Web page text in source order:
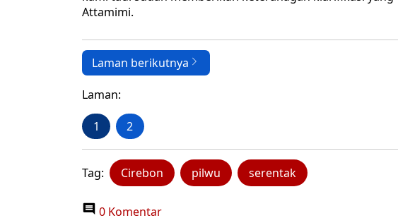
Attamimi.
Laman berikutnya
Laman:
1 2
Tag: Cirebon pilwu serentak
0 Komentar